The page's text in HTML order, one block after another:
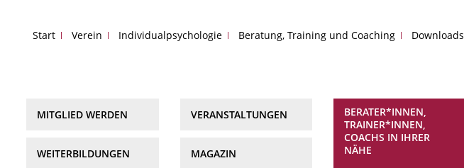
Start Verein Individualpsychologie Beratung, Training und Coaching Downloads
MITGLIED WERDEN
WEITERBILDUNGEN
VERANSTALTUNGEN
MAGAZIN
BERATER*INNEN,
TRAINER*INNEN,
COACHS IN IHRER
NÄHE